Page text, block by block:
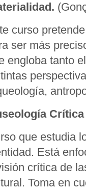
curso
ser más
engloba tanto
Crítica
que estudia
Está
crítica de
Toma en